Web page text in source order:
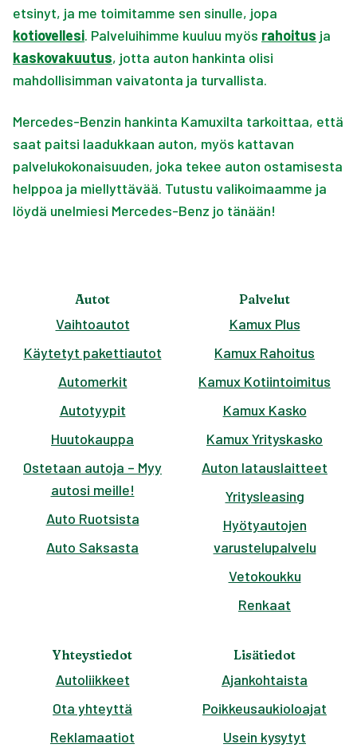
etsinyt, ja me toimitamme sen sinulle, jopa
kotiovellesi. Palveluihimme kuuluu myös rahoitus ja
kaskovakuutus, jotta auton hankinta olisi
mahdollisimman vaivatonta ja turvallista.
Mercedes-Benzin hankinta Kamuxilta tarkoittaa, että
saat paitsi laadukkaan auton, myös kattavan
palvelukokonaisuuden, joka tekee auton ostamisesta
helppoa ja miellyttävää. Tutustu valikoimaamme ja
löydä unelmiesi Mercedes-Benz jo tänään!
Autot
Vaihtoautot
Käytetyt pakettiautot
Automerkit
Autotyypit
Huutokauppa
Ostetaan autoja – Myy
autosi meille!
Auto Ruotsista
Auto Saksasta
Palvelut
Kamux Plus
Kamux Rahoitus
Kamux Kotiintoimitus
Kamux Kasko
Kamux Yrityskasko
Auton latauslaitteet
Yritysleasing
Hyötyautojen
varustelupalvelu
Vetokoukku
Renkaat
Yhteystiedot
Autoliikkeet
Ota yhteyttä
Reklamaatiot
Lisätiedot
Ajankohtaista
Poikkeusaukioloajat
Usein kysytyt